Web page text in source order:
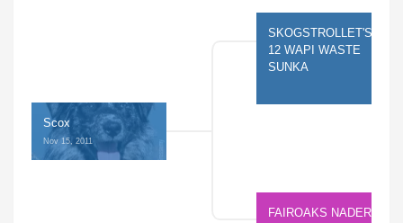
Scox
Nov 15, 2011
SKOGSTROLLET'S
12 WAPI WASTE
SUNKA
FAIROAKS NADERA